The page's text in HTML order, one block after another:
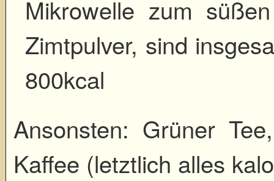
Mikrowelle zum
Zimtpulver, sind
800kcal
Ansonsten: Grüner
Kaffee (letztlich alles